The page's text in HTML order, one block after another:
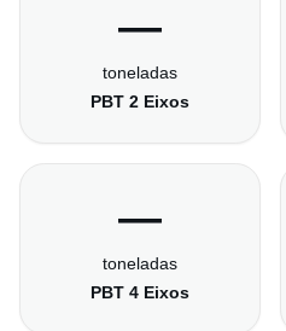
—
toneladas
PBT 2 Eixos
—
toneladas
PBT 4 Eixos